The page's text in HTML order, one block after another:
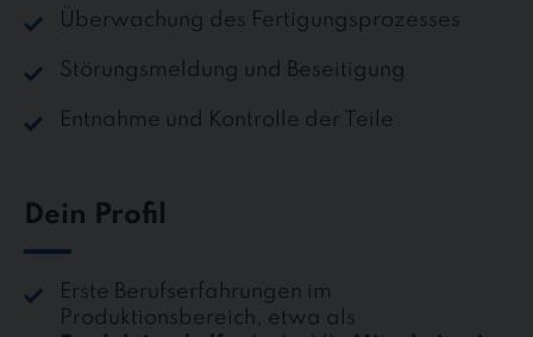
Überwachung des Fertigungsprozesses
Störungsmeldung und Beseitigung
Entnahme und Kontrolle der Teile
Dein Profil
Erste Berufserfahrungen im
Produktionsbereich, etwa als